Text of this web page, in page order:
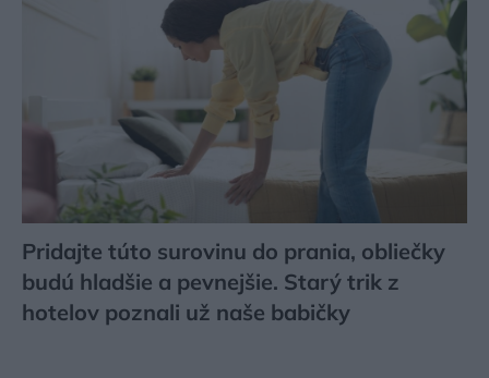
Pridajte túto surovinu do prania, obliečky
budú hladšie a pevnejšie. Starý trik z
hotelov poznali už naše babičky